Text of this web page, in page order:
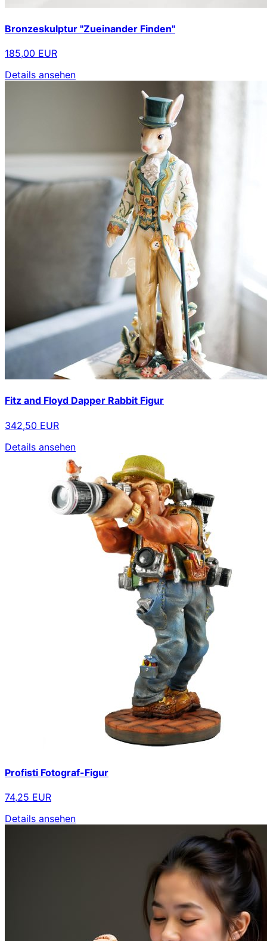
Bronzeskulptur "Zueinander Finden"
185,00 EUR
Details ansehen
Fitz and Floyd Dapper Rabbit Figur
342,50 EUR
Details ansehen
Profisti Fotograf-Figur
74,25 EUR
Details ansehen